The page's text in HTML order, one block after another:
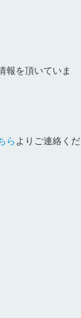
報を頂いていま
ら よりご連絡くだ